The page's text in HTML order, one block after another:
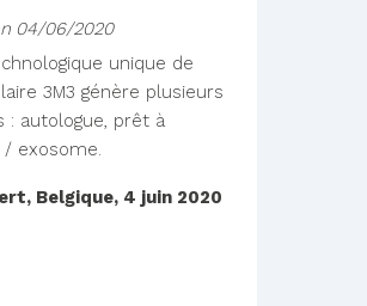
04/06/2020
unique de
3M3 génère plusieurs
: autologue, prêt à
/ exosome.
Belgique, 4 juin 2020